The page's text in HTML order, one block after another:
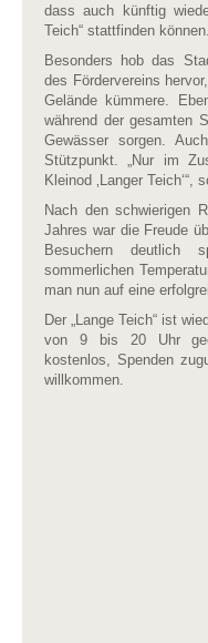
dass auch künftig
Teich“ stattfinden können.
Besonders hob das
des Fördervereins
Gelände kümmere.
während der gesamten
Gewässer sorgen.
Stützpunkt. „Nur im
Kleinod ‚Langer Teich‘“,
Nach den schwierigen
Jahres war die Freude
Besuchern deutlich
sommerlichen
man nun auf eine
Der „Lange Teich“ ist
von 9 bis 20 Uhr
kostenlos, Spenden
willkommen.